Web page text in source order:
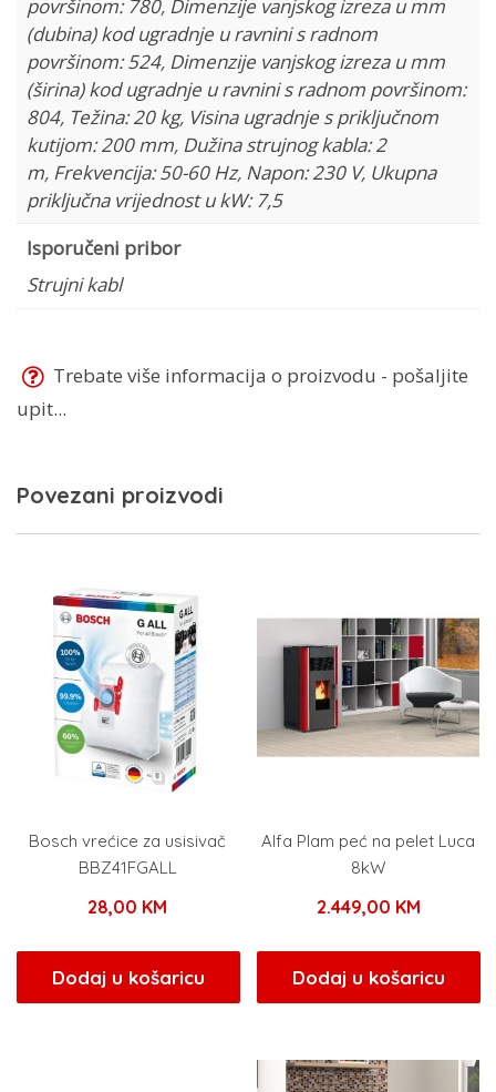
površinom: 780, Dimenzije vanjskog izreza u mm
(dubina) kod ugradnje u ravnini s radnom
površinom: 524, Dimenzije vanjskog izreza u mm
(širina) kod ugradnje u ravnini s radnom površinom:
804, Težina: 20 kg, Visina ugradnje s priključnom
kutijom: 200 mm, Dužina strujnog kabla: 2
m, Frekvencija: 50-60 Hz, Napon: 230 V, Ukupna
priključna vrijednost u kW: 7,5
Isporučeni pribor
Strujni kabl
Trebate više informacija o proizvodu - pošaljite
upit...
Povezani proizvodi
Bosch vrećice za usisivač
BBZ41FGALL
28,00 KM
Dodaj u košaricu
Alfa Plam peć na pelet Luca
8kW
2.449,00 KM
Dodaj u košaricu